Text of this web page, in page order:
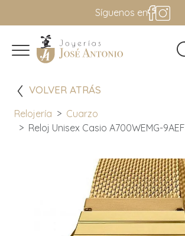
Síguenos en
VOLVER ATRÁS
Relojería
Cuarzo
Reloj Unisex Casio A700WEMG-9AEF